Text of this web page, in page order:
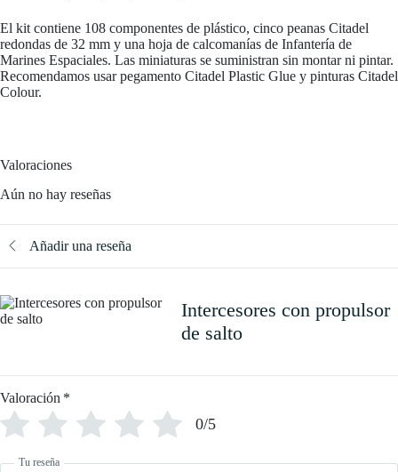
El kit contiene 108 componentes de plástico, cinco peanas Citadel
redondas de 32 mm y una hoja de calcomanías de Infantería de
Marines Espaciales. Las miniaturas se suministran sin montar ni pintar.
Recomendamos usar pegamento Citadel Plastic Glue y pinturas Citadel
Colour.
Valoraciones
Aún no hay reseñas
Añadir una reseña
Intercesores con propulsor
de salto
Valoración *
0/5
Tu reseña